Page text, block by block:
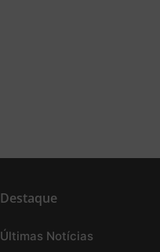
Destaque
Últimas Notícias